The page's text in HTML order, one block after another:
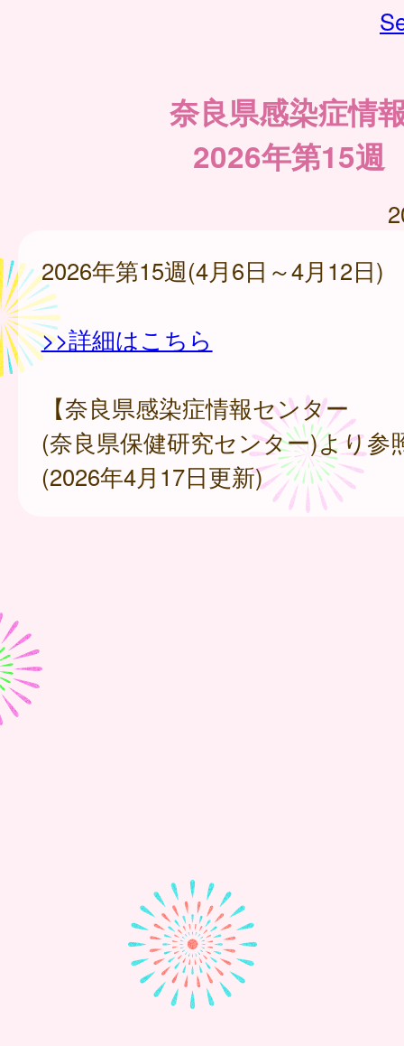
奈良県感染症情
2026年第15週
2026年第15週(4月6日～4月12日)
>>詳細はこちら
【奈良県感染症情報センター
(奈良県保健研究センター)より参
(2026年4月17日更新)